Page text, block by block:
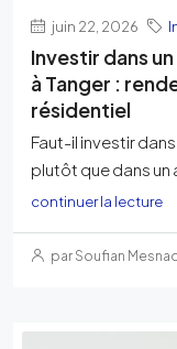
juin 22, 2026
Investir dans
à Tanger :
résidentiel
Faut-il investir
plutôt que dans un
continuer la lecture
par Soufian